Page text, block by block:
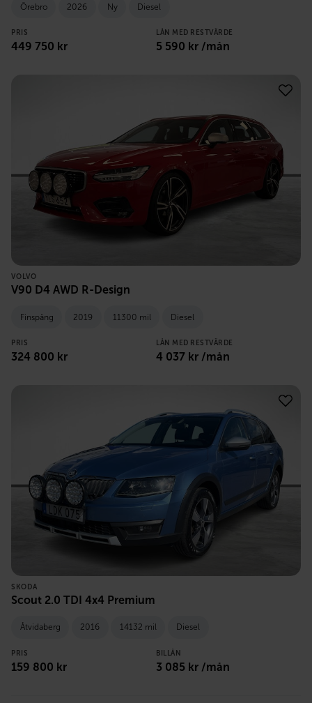
Örebro 2026 Ny Diesel
PRIS
449 750 kr
LÅN MED RESTVÄRDE
5 590 kr /mån
VOLVO
V90 D4 AWD R-Design
Finspång 2019 11300 mil Diesel
PRIS
324 800 kr
LÅN MED RESTVÄRDE
4 037 kr /mån
SKODA
Scout 2.0 TDI 4x4 Premium
Åtvidaberg 2016 14132 mil Diesel
PRIS
159 800 kr
BILLÅN
3 085 kr /mån